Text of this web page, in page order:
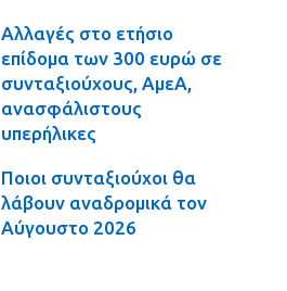
Αλλαγές στο ετήσιο
επίδομα των 300 ευρώ σε
συνταξιούχους, ΑμεΑ,
ανασφάλιστους
υπερήλικες
Ποιοι συνταξιούχοι θα
λάβουν αναδρομικά τον
Αύγουστο 2026